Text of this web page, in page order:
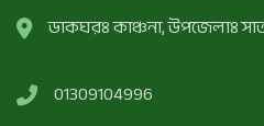
ডাকঘরঃ কাঞ্চনা, উপজেলাঃ
01309104996